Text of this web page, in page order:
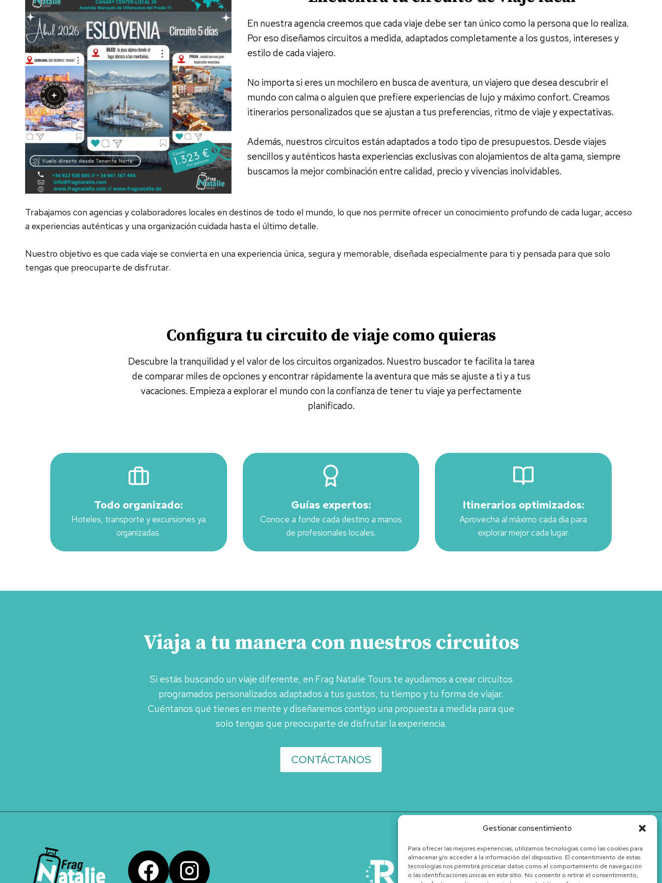
Gestionar consentimiento
Para ofrecer las mejores experiencias, utilizamos tecnologías como las cookies para
almacenar y/o acceder a la información del dispositivo. El consentimiento de estas
tecnologías nos permitirá procesar datos como el comportamiento de navegación
o las identificaciones únicas en este sitio. No consentir o retirar el consentimiento,
En nuestra agencia creemos que cada viaje debe ser tan único como la persona que lo realiza.
Por eso diseñamos circuitos a medida, adaptados completamente a los gustos, intereses y
estilo de cada viajero.
No importa si eres un mochilero en busca de aventura, un viajero que desea descubrir el
mundo con calma o alguien que prefiere experiencias de lujo y máximo confort. Creamos
itinerarios personalizados que se ajustan a tus preferencias, ritmo de viaje y expectativas.
Además, nuestros circuitos están adaptados a todo tipo de presupuestos. Desde viajes
sencillos y auténticos hasta experiencias exclusivas con alojamientos de alta gama, siempre
buscamos la mejor combinación entre calidad, precio y vivencias inolvidables.
Trabajamos con agencias y colaboradores locales en destinos de todo el mundo, lo que nos permite ofrecer un conocimiento profundo de cada lugar, acceso
a experiencias auténticas y una organización cuidada hasta el último detalle.
Nuestro objetivo es que cada viaje se convierta en una experiencia única, segura y memorable, diseñada especialmente para ti y pensada para que solo
tengas que preocuparte de disfrutar.
Configura tu circuito de viaje como quieras
Descubre la tranquilidad y el valor de los circuitos organizados. Nuestro buscador te facilita la tarea
de comparar miles de opciones y encontrar rápidamente la aventura que más se ajuste a ti y a tus
vacaciones. Empieza a explorar el mundo con la confianza de tener tu viaje ya perfectamente
planificado.
Todo organizado:
Hoteles, transporte y excursiones ya
organizadas.
Guías expertos:
Conoce a fonde cada destino a manos
de profesionales locales.
Itinerarios optimizados:
Aprovecha al máximo cada día para
explorar mejor cada lugar.
Viaja a tu manera con nuestros circuitos
Si estás buscando un viaje diferente, en Frag Natalie Tours te ayudamos a crear circuitos
programados personalizados adaptados a tus gustos, tu tiempo y tu forma de viajar.
Cuéntanos qué tienes en mente y diseñaremos contigo una propuesta a medida para que
solo tengas que preocuparte de disfrutar la experiencia.
CONTÁCTANOS